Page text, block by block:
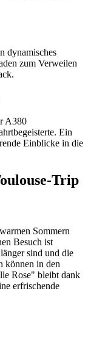
dynamisches
zum Verweilen
A380
Ein
Einblicke in die
Trip
Sommern
Besuch ist
sind und die
können in den
Rose" bleibt dank
erfrischende